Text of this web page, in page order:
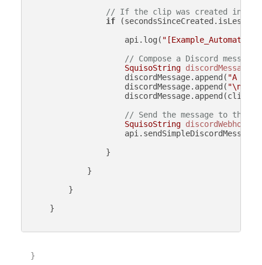
// If the clip was created in the
if
                    api.log(
// Compose a Discord message
SquisoString discordMessage
                    discordMessage.append(
"A
                    discordMessage.append(
"\n"
// Send the message to the
SquisoString discordWebhook
                }
            }
        }
    }
}